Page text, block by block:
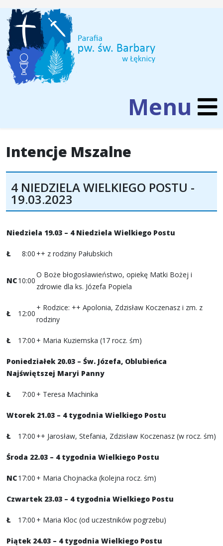
Intencje Mszalne
4 NIEDZIELA WIELKIEGO POSTU -
19.03.2023
Niedziela 19.03 – 4 Niedziela Wielkiego Postu
Ł 8:00 ++ z rodziny Pałubskich
NC10:00
O Boże błogosławieństwo, opiekę Matki Bożej i
zdrowie dla ks. Józefa Popiela
Ł 12:00
+ Rodzice: ++ Apolonia, Zdzisław Koczenasz i zm. z
rodziny
Ł 17:00 + Maria Kuziemska (17 rocz. śm)
Poniedziałek 20.03 – Św. Józefa, Oblubieńca
Najświętszej Maryi Panny
Ł 7:00 + Teresa Machinka
Wtorek 21.03 – 4 tygodnia Wielkiego Postu
Ł 17:00 ++ Jarosław, Stefania, Zdzisław Koczenasz (w rocz. śm)
Środa 22.03 – 4 tygodnia Wielkiego Postu
NC17:00 + Maria Chojnacka (kolejna rocz. śm)
Czwartek 23.03 – 4 tygodnia Wielkiego Postu
Ł 17:00 + Maria Kloc (od uczestników pogrzebu)
Piątek 24.03 – 4 tygodnia Wielkiego Postu